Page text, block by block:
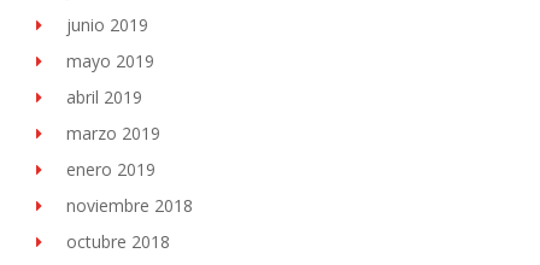
junio 2019
mayo 2019
abril 2019
marzo 2019
enero 2019
noviembre 2018
octubre 2018